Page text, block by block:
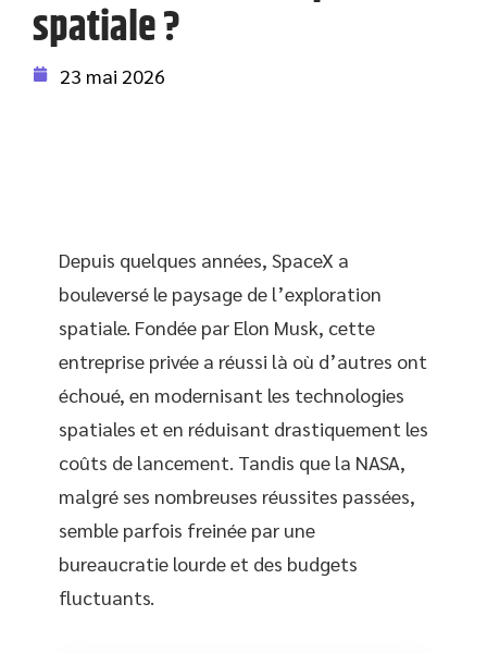
spatiale ?
23 mai 2026
Depuis quelques années, SpaceX a
bouleversé le paysage de l’exploration
spatiale. Fondée par Elon Musk, cette
entreprise privée a réussi là où d’autres ont
échoué, en modernisant les technologies
spatiales et en réduisant drastiquement les
coûts de lancement. Tandis que la NASA,
malgré ses nombreuses réussites passées,
semble parfois freinée par une
bureaucratie lourde et des budgets
fluctuants.